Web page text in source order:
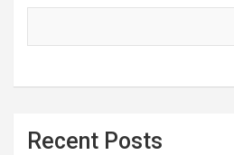
Recent Posts